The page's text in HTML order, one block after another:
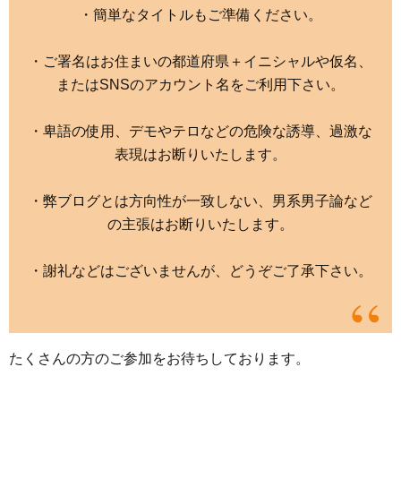
・簡単なタイトルもご準備ください。
・ご署名はお住まいの都道府県＋イニシャルや仮名、
またはSNSのアカウント名をご利用下さい。
・卑語の使用、デモやテロなどの危険な誘導、過激な
表現はお断りいたします。
・弊ブログとは方向性が一致しない、男系男子論など
の主張はお断りいたします。
・謝礼などはございませんが、どうぞご了承下さい。
たくさんの方のご参加をお待ちしております。